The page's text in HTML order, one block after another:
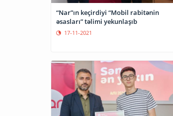
“Nar”ın keçirdiyi “Mobil rabitənin
əsasları” təlimi yekunlaşıb
17-11-2021